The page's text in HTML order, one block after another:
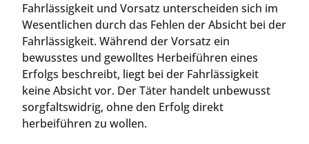
Fahrlässigkeit und Vorsatz unterscheiden sich im
Wesentlichen durch das Fehlen der Absicht bei der
Fahrlässigkeit. Während der Vorsatz ein
bewusstes und gewolltes Herbeiführen eines
Erfolgs beschreibt, liegt bei der Fahrlässigkeit
keine Absicht vor. Der Täter handelt unbewusst
sorgfaltswidrig, ohne den Erfolg direkt
herbeiführen zu wollen.